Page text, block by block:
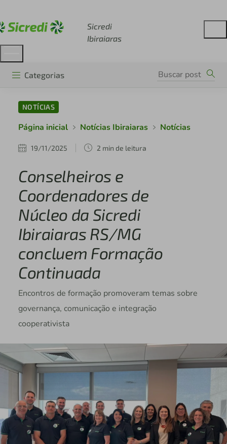
Sicredi
Ibiraiaras
Categorias
NOTÍCIAS
Página inicial Notícias Ibiraiaras Notícias
19/11/2025 2 min de leitura
Conselheiros e
Coordenadores de
Núcleo da Sicredi
Ibiraiaras RS/MG
concluem Formação
Continuada
Encontros de formação promoveram temas sobre
governança, comunicação e integração
cooperativista